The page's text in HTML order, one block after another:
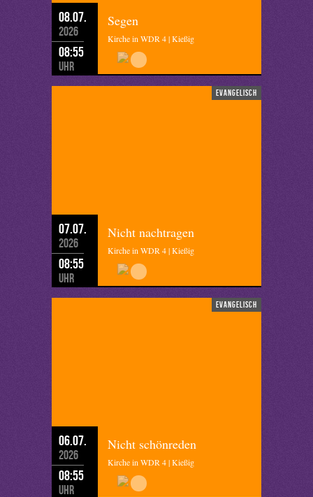
08.07.
2026
08:55
Uhr
Segen
Kirche in WDR 4 | Kießig
evangelisch
07.07.
2026
08:55
Uhr
Nicht nachtragen
Kirche in WDR 4 | Kießig
evangelisch
06.07.
2026
08:55
Uhr
Nicht schönreden
Kirche in WDR 4 | Kießig